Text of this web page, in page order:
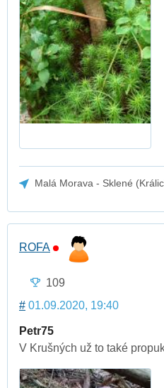
Malá Morava - Sklené
ROFA
109
# 01.09.2020, 19:40
Petr75
V Krušných už to také